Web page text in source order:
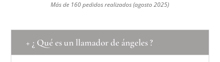
Más de 160 pedidos realizados (agosto 2025)
+ ¿ Qué es un llamador de ángeles ?